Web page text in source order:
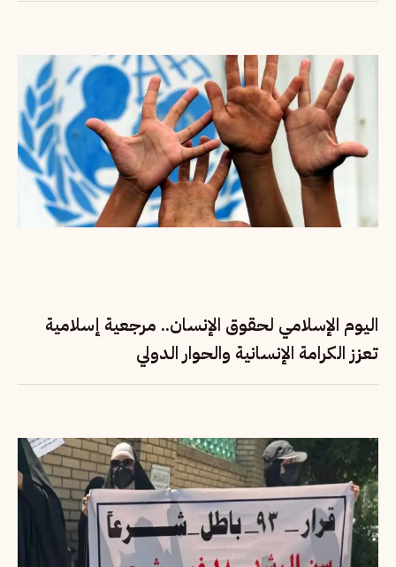
اليوم الإسلامي لحقوق الإنسان.. مرجعية إسلامية
تعزز الكرامة الإنسانية والحوار الدولي